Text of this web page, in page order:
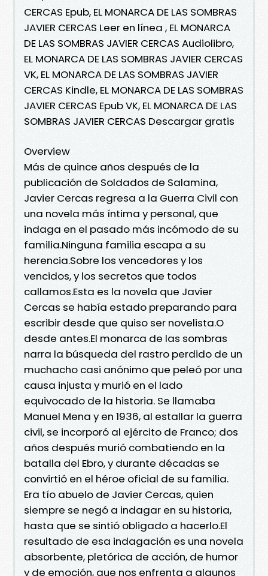
CERCAS Epub, EL MONARCA DE LAS SOMBRAS
JAVIER CERCAS Leer en línea , EL MONARCA
DE LAS SOMBRAS JAVIER CERCAS Audiolibro,
EL MONARCA DE LAS SOMBRAS JAVIER CERCAS
VK, EL MONARCA DE LAS SOMBRAS JAVIER
CERCAS Kindle, EL MONARCA DE LAS SOMBRAS
JAVIER CERCAS Epub VK, EL MONARCA DE LAS
SOMBRAS JAVIER CERCAS Descargar gratis
Overview
Más de quince años después de la
publicación de Soldados de Salamina,
Javier Cercas regresa a la Guerra Civil con
una novela más íntima y personal, que
indaga en el pasado más incómodo de su
familia.Ninguna familia escapa a su
herencia.Sobre los vencedores y los
vencidos, y los secretos que todos
callamos.Esta es la novela que Javier
Cercas se había estado preparando para
escribir desde que quiso ser novelista.O
desde antes.El monarca de las sombras
narra la búsqueda del rastro perdido de un
muchacho casi anónimo que peleó por una
causa injusta y murió en el lado
equivocado de la historia. Se llamaba
Manuel Mena y en 1936, al estallar la guerra
civil, se incorporó al ejército de Franco; dos
años después murió combatiendo en la
batalla del Ebro, y durante décadas se
convirtió en el héroe oficial de su familia.
Era tío abuelo de Javier Cercas, quien
siempre se negó a indagar en su historia,
hasta que se sintió obligado a hacerlo.El
resultado de esa indagación es una novela
absorbente, pletórica de acción, de humor
y de emoción, que nos enfrenta a algunos